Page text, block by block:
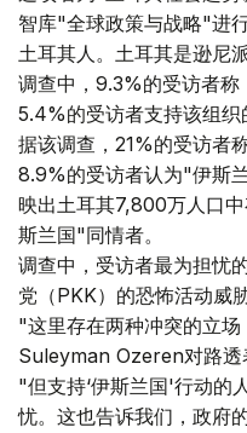
智库"全球政策与战略"进
土耳其人。土耳其是逊尼
调查中，9.3%的受访者称
5.4%的受访者支持该组织
据该调查，21%的受访者
8.9%的受访者认为"伊斯
映出土耳其7,800万人口
斯兰国"同情者。
调查中，受访者最为担忧
党（PKK）的恐怖活动威胁
"这里存在两种冲突的立
Suleyman Ozeren对路透
"但支持‘伊斯兰国'行动的
忧。这也告诉我们，政府